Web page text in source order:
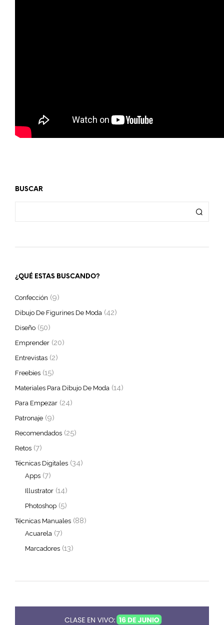
BUSCAR
¿QUÉ ESTAS BUSCANDO?
Confección (9)
Dibujo De Figurines De Moda (42)
Diseño (50)
Emprender (20)
Entrevistas (2)
Freebies (15)
Materiales Para Dibujo De Moda (14)
Para Empezar (24)
Patronaje (9)
Recomendados (25)
Retos (7)
Técnicas Digitales (34)
Apps (7)
Illustrator (14)
Photoshop (5)
Técnicas Manuales (88)
Acuarela (7)
Marcadores (13)